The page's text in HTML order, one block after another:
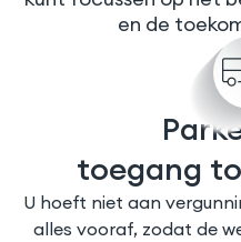
en de
toegang
U hoeft niet aan
alles vooraf, zodat de